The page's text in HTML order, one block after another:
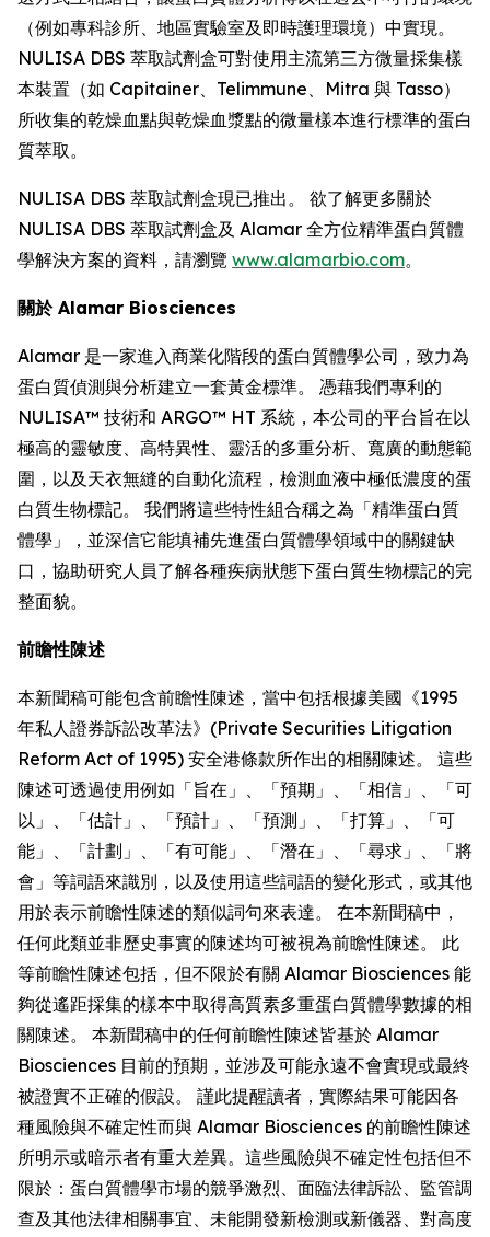
（例如專科診所、地區實驗室及即時護理環境）中實現。
NULISA DBS 萃取試劑盒可對使用主流第三方微量採集樣
本裝置（如 Capitainer、Telimmune、Mitra 與 Tasso）
所收集的乾燥血點與乾燥血漿點的微量樣本進行標準的蛋白
質萃取。
NULISA DBS 萃取試劑盒現已推出。 欲了解更多關於
NULISA DBS 萃取試劑盒及 Alamar 全方位精準蛋白質體
學解決方案的資料，請瀏覽 www.alamarbio.com。
關於 Alamar Biosciences
Alamar 是一家進入商業化階段的蛋白質體學公司，致力為
蛋白質偵測與分析建立一套黃金標準。 憑藉我們專利的
NULISA™ 技術和 ARGO™ HT 系統，本公司的平台旨在以
極高的靈敏度、高特異性、靈活的多重分析、寬廣的動態範
圍，以及天衣無縫的自動化流程，檢測血液中極低濃度的蛋
白質生物標記。 我們將這些特性組合稱之為「精準蛋白質
體學」，並深信它能填補先進蛋白質體學領域中的關鍵缺
口，協助研究人員了解各種疾病狀態下蛋白質生物標記的完
整面貌。
前瞻性陳述
本新聞稿可能包含前瞻性陳述，當中包括根據美國《1995
年私人證券訴訟改革法》(Private Securities Litigation
Reform Act of 1995) 安全港條款所作出的相關陳述。 這些
陳述可透過使用例如「旨在」、「預期」、「相信」、「可
以」、「估計」、「預計」、「預測」、「打算」、「可
能」、「計劃」、「有可能」、「潛在」、「尋求」、「將
會」等詞語來識別，以及使用這些詞語的變化形式，或其他
用於表示前瞻性陳述的類似詞句來表達。 在本新聞稿中，
任何此類並非歷史事實的陳述均可被視為前瞻性陳述。 此
等前瞻性陳述包括，但不限於有關 Alamar Biosciences 能
夠從遙距採集的樣本中取得高質素多重蛋白質體學數據的相
關陳述。 本新聞稿中的任何前瞻性陳述皆基於 Alamar
Biosciences 目前的預期，並涉及可能永遠不會實現或最終
被證實不正確的假設。 謹此提醒讀者，實際結果可能因各
種風險與不確定性而與 Alamar Biosciences 的前瞻性陳述
所明示或暗示者有重大差異。這些風險與不確定性包括但不
限於：蛋白質體學市場的競爭激烈、面臨法律訴訟、監管調
查及其他法律相關事宜、未能開發新檢測或新儀器、對高度